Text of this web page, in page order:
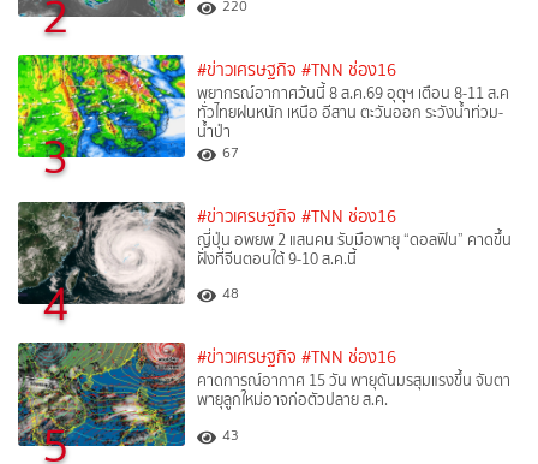
2 220
3
#ข่าวเศรษฐกิจ #TNN ช่อง16
พยากรณ์อากาศวันนี้ 8 ส.ค.69 อุตุฯ เตือน 8-11 ส.ค
ทั่วไทยฝนหนัก เหนือ อีสาน ตะวันออก ระวังน้ำท่วม-
น้ำป่า
67
4
#ข่าวเศรษฐกิจ #TNN ช่อง16
ญี่ปุ่น อพยพ 2 แสนคน รับมือพายุ “ดอลฟิน” คาดขึ้น
ฝั่งที่จีนตอนใต้ 9-10 ส.ค.นี้
48
5
#ข่าวเศรษฐกิจ #TNN ช่อง16
คาดการณ์อากาศ 15 วัน พายุดันมรสุมแรงขึ้น จับตา
พายุลูกใหม่อาจก่อตัวปลาย ส.ค.
43